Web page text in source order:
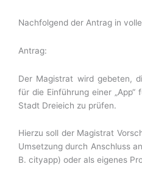
Nachfolgend der Antrag in
Antrag:
Der Magistrat wird gebeten,
für die Einführung einer
Stadt Dreieich zu prüfen.
Hierzu soll der Magistrat
Umsetzung durch Anschluss
B. cityapp) oder als eigenes